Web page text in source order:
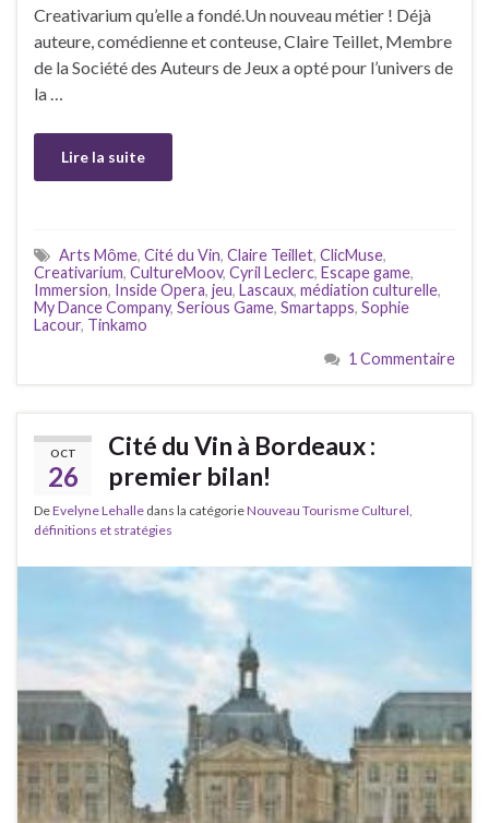
Creativarium qu’elle a fondé.Un nouveau métier ! Déjà
auteure, comédienne et conteuse, Claire Teillet, Membre
de la Société des Auteurs de Jeux a opté pour l’univers de
la …
Lire la suite
Arts Môme, Cité du Vin, Claire Teillet, ClicMuse,
Creativarium, CultureMoov, Cyril Leclerc, Escape game,
Immersion, Inside Opera, jeu, Lascaux, médiation culturelle,
My Dance Company, Serious Game, Smartapps, Sophie
Lacour, Tinkamo
1 Commentaire
OCT
26
Cité du Vin à Bordeaux :
premier bilan!
DeEvelyne Lehalle dans la catégorieNouveau Tourisme Culturel,
définitions et stratégies